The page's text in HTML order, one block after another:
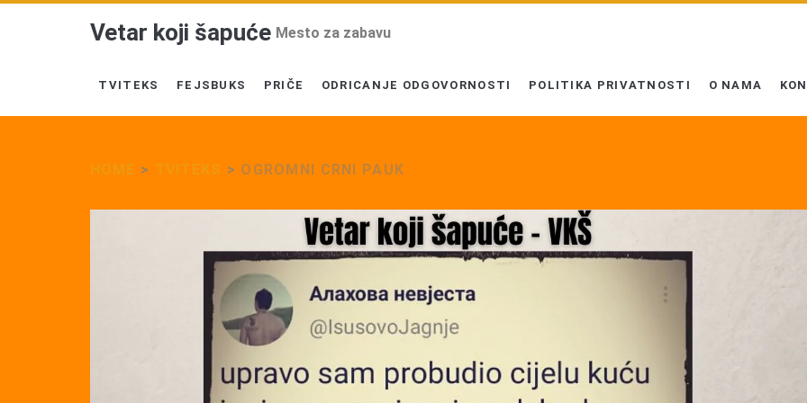
Vetar koji šapuće Mesto za zabavu
TVITEKS FEJSBUKS PRIČE ODRICANJE ODGOVORNOSTI POLITIKA PRIVATNOSTI O NAMA
> > OGROMNI CRNI PAUK